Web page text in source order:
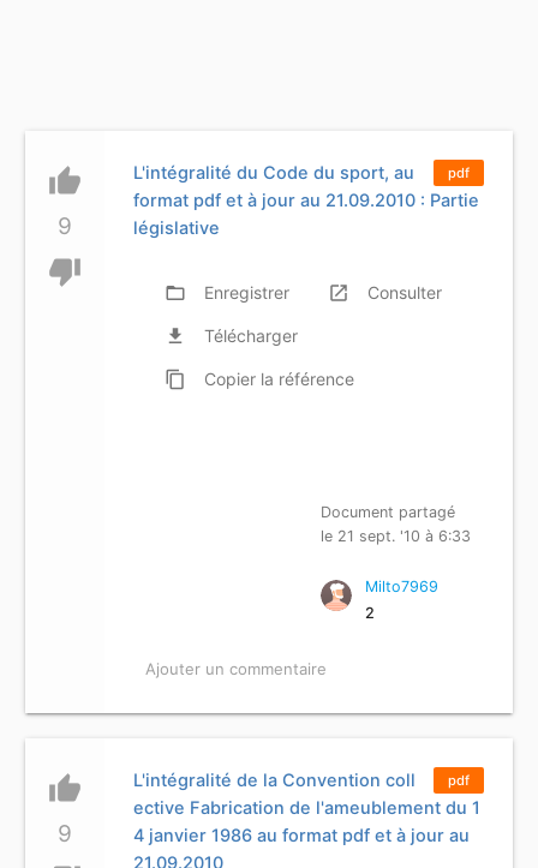
thumb_up
9
thumb_down
pdf
L'intégralité du Code du sport, au
format pdf et à jour au 21.09.2010 : Partie
législative
folder_open Enregistrer launch Consulter
file_download Télécharger
content_copy Copier la référence
Document partagé
le 21 sept. '10 à 6:33
Milto7969
2
Ajouter un commentaire
thumb_up
9
pdf
L'intégralité de la Convention coll
ective Fabrication de l'ameublement du 1
4 janvier 1986 au format pdf et à jour au
21.09.2010